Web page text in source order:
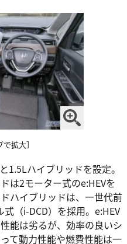
で拡大］
1.5Lハイブリッドを設定。
は2モーター式のe:HEVを
ハイブリッドは、一世代前
（i-DCD）を採用。e:HEV
能は劣るが、効率の良いシ
て動力性能や燃費性能は一